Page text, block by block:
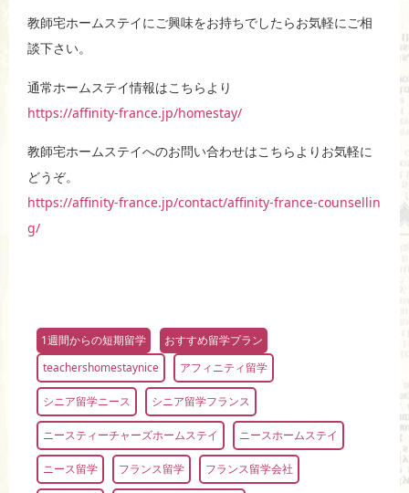
教師宅ホームステイにご興味をお持ちでしたらお気軽にご相
談下さい。
通常ホームステイ情報はこちらより
https://affinity-france.jp/homestay/
教師宅ホームステイへのお問い合わせはこちらよりお気軽に
どうぞ。
https://affinity-france.jp/contact/affinity-france-counsellin
g/
1週間からの短期留学
おすすめ留学プラン
teachershomestaynice
アフィニティ留学
シニア留学ニース シニア留学フランス
ニースティーチャーズホームステイ ニースホームステイ
ニース留学 フランス留学 フランス留学会社